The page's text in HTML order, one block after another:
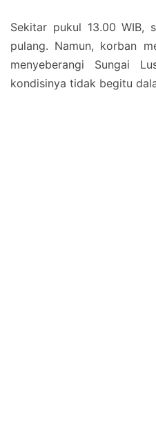
Sekitar pukul 13.00 WIB,
pulang. Namun, korban
menyeberangi Sungai
kondisinya tidak begitu